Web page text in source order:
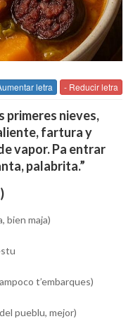
letra - Reducir letra
primeres nieves,
fartura y
vapor. Pa entrar
palabrita.”
bien maja)
t’embarques)
pueblu, mejor)